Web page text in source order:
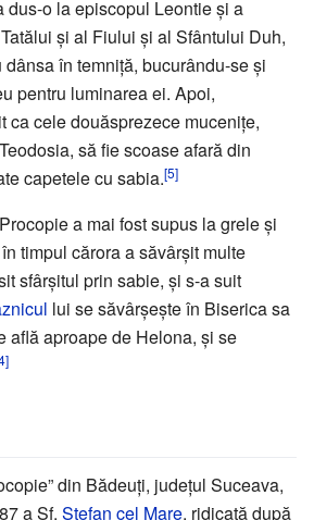
dus-o la episcopul Leontie și a
și al Fiului și al Sfântului Duh,
în temniță, bucurându-se și
pentru luminarea ei. Apoi,
ca cele douăsprezece mucenițe,
să fie scoase afară din
capetele cu sabia.[5]
a mai fost supus la grele și
timpul cărora a săvârșit multe
sfârșitul prin sabie, și s-a suit
lui se săvârșește în Biserica sa
află aproape de Helona, și se
din Bădeuți, județul Suceava,
a Sf. Ștefan cel Mare, ridicată după